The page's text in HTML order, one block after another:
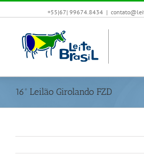
+55|67| 99674.8434 |
16º Leilão Girolando FZD